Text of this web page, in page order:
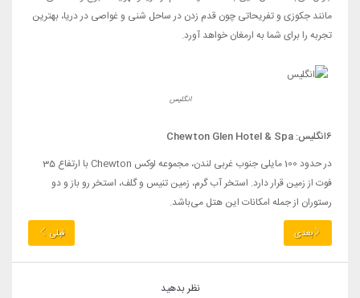
مانند جکوزی و تفریحاتی چون قدم زدن در ساحل شنی و غواصی در دریا، بهترین
تجربه را برای شما به ارمغان خواهد آورد.
انگلیس
6انگلیس: Chewton Glen Hotel & Spa
در حدود 100 مایلی جنوب غربی لندن، مجموعه لوکس Chewton با ارتفاع 35
فوت از زمین قرار دارد. استخر آب گرم، زمین تنیس و گلف، استخر رو باز و دو
رستوران از جمله امکانات این هتل می‌باشد.
بعدی قبلی
نظر بدهید